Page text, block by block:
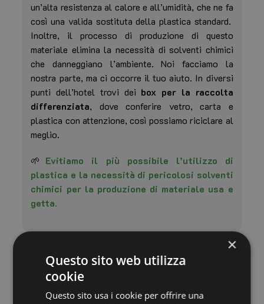
un’alta resistenza al calore e all’umidità, che ne fa
così una valida sostituta della plastica standard.
Inoltre, il processo di produzione di questo
materiale elimina la necessità di solventi chimici
che danneggiano l’ambiente. Noi facciamo la
nostra parte, ma ci occorre il tuo aiuto. In diversi
punti dell’hotel trovi dei box per la raccolta
differenziata, dove conferire vetro, carta e
plastica con attenzione, così possiamo riciclare al
meglio.
🌱 Evitiamo il più possibile l’utilizzo di
plastica e la necessità di pericolosi solventi
chimici per la produzione di materiale usa e
getta.
Prodotti che rispettano la persona e uno
stile che salva l’ambiente
×
Questo sito web utilizza
cookie
Questo sito usa i cookie per offrire una